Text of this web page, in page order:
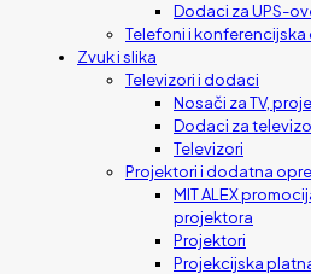
Dodaci za UPS-
Telefoni i konferencijska
Zvuk i slika
Televizori i dodaci
Nosači za TV,
Dodaci za
Televizori
Projektori i dodatna
MIT ALEX
projektora
Projektori
Projekcijska